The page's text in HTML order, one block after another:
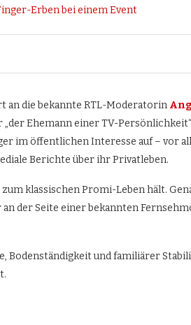
an die bekannte RTL-Moderatorin
Ehemann einer TV-
im öffentlichen Interesse auf – vor
Berichte über ihr Privatleben.
klassischen Promi-Leben hält.
der Seite einer bekannten
Bodenständigkeit und familiärer